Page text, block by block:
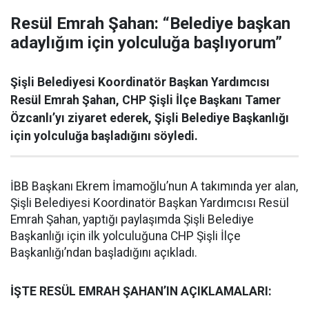
Resül Emrah Şahan: “Belediye başkan
adaylığım için yolculuğa başlıyorum”
Şişli Belediyesi Koordinatör Başkan Yardımcısı
Resül Emrah Şahan, CHP Şişli İlçe Başkanı Tamer
Özcanlı’yı ziyaret ederek, Şişli Belediye Başkanlığı
için yolculuğa başladığını söyledi.
İBB Başkanı Ekrem İmamoğlu’nun A takımında yer alan,
Şişli Belediyesi Koordinatör Başkan Yardımcısı Resül
Emrah Şahan, yaptığı paylaşımda Şişli Belediye
Başkanlığı için ilk yolculuğuna CHP Şişli İlçe
Başkanlığı’ndan başladığını açıkladı.
İŞTE RESÜL EMRAH ŞAHAN’IN AÇIKLAMALARI: